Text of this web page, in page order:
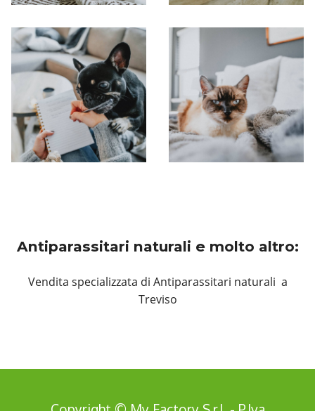
Antiparassitari naturali e molto altro:
Vendita specializzata di Antiparassitari naturali a
Treviso